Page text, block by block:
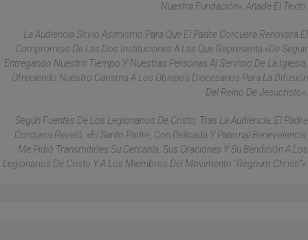
Nuestra Fundación», Añade El Texto.
La Audiencia Sirvió Asimismo Para Que El Padre Corcuera Renovara El
Compromiso De Las Dos Instituciones A Las Que Representa «de Seguir
Entregando Nuestro Tiempo Y Nuestras Personas Al Servicio De La Iglesia,
Ofreciendo Nuestro Carisma A Los Obispos Diocesanos Para La Difusión
Del Reino De Jesucristo».
Según Fuentes De Los Legionarios De Cristo, Tras La Audiencia, El Padre
Corcuera Reveló: «el Santo Padre, Con Delicada Y Paternal Benevolencia,
Me Pidió Transmitirles Su Cercanía, Sus Oraciones Y Su Bendición A Los
Legionarios De Cristo Y A Los Miembros Del Movimento “Regnum Christi”».